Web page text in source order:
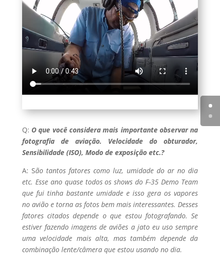
Q: O que você considera mais importante observar na
fotografia de aviação. Velocidade do obturador,
Sensibilidade (ISO), Modo de exposição etc.?
A: São tantos fatores como luz, umidade do ar no dia
etc. Esse ano quase todos os shows do F-35 Demo Team
que fui tinha bastante umidade e isso gera os vapores
no avião e torna as fotos bem mais interessantes. Desses
fatores citados depende o que estou fotografando. Se
estiver fazendo imagens de aviões a jato eu uso sempre
uma velocidade mais alta, mas também depende da
combinação lente/câmera que estou usando no dia.